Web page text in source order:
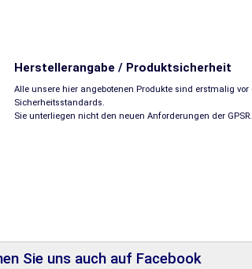
Herstellerangabe / Produktsicherheit
Alle unsere hier angebotenen Produkte sind erstmalig
Sicherheitsstandards.
Sie unterliegen nicht den neuen Anforderungen der GPSR.
Sie uns auch auf Facebook